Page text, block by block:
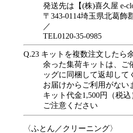
発送先は【(株)喜久屋 e-
〒343-0114埼玉県北葛飾
／
TEL0120-35-0985
Q.23 キットを複数注文したら
余った集荷キットは、ご
ッグに同梱して返却して
お届けからご利用がない
キット代金1,500円（税
ご注意ください
〈ふとん／クリーニング〉